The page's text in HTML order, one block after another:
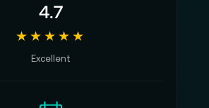
4.7
★★★★★
Excellent